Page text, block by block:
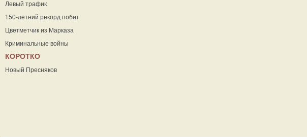
Левый трафик
150-летний рекорд побит
Цветметчик из Марказа
Криминальные войны
КОРОТКО
Новый Пресняков